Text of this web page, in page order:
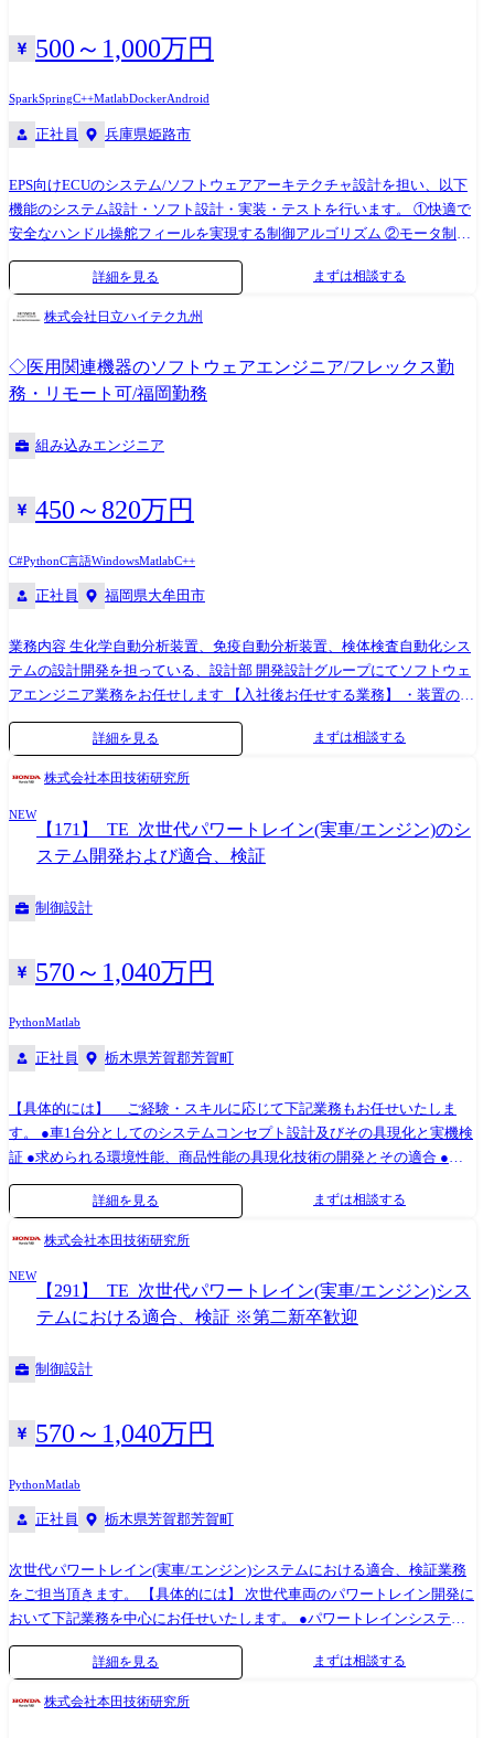
略 業務内容 弊社とプライム契約を結んでいる、大手メーカーやSIerに
て、ソフトウェア開発(AI、 IoT、アプリ、画像処理、クラウドシステ
じて案件を決定いたします。 ユニットと呼ばれるチーム単位で取組んで
れたプロジェクトもございます。 経験・スキルにより、PL、PMとして
活躍いただくことも想定しています。 変更の範囲:会社の定める業務
500～1,000万円
SparkSpringC++MatlabDockerAndroid
正社員 兵庫県姫路市
EPS向けECUのシステム/ソフトウェアアーキテクチャ設計を担い、以下
機能のシステム設計・ソフト設計・実装・テストを行います。 ①快適で
安全なハンドル操舵フィールを実現する制御アルゴリズム ②モータ制
御、フェールセーフ機能 ③マイコンやIC、電源、センサI/F等の回路を制
御するソフトウェア ④車両間通信や故障診断機能 ⑤AUTOSAR等のOS、
発(次世代品や性能改善)や顧客要求機能に対して、モータ/回路設計メン
バと共にシステム設計を行います。この時、要求スペックや回路構成、
部品のばらつきを考慮した仕様決めや、安全分析(FMEA/FTA)、機能安全
Automotive SPICEや機能安全(ISO26262)のプロセスに従い、要求仕様を
フトウェアに実装するために、どのモジュールにどのように変更を行う
かといったアーキテクチャ設計 ・実装・単体テスト:C言語、
機(試験車両・試験台)での性能評価 ・機能安全・プロセスドキュメンテ
先、および社内の関連部門との連携しながら進めていきます。 ※変更の
範囲:会社の定める業務※ ※業務の都合によっては会社外の職務に従事す
るため出向又は転属を命じることがある ●使用言語、環境、ツール、資
格等 プログラミング:C、MATLAB/Simulink(モデルベース設計) 開発環
境:Windows/Linux、dSPACE HILS、仮想ECU(SIL) 品質管理:静的解析ツー
詳細を見る まずは相談する
株式会社日立ハイテク九州
◇医用関連機器のソフトウェアエンジニア/フレックス勤
務・リモート可/福岡勤務
組み込みエンジニア
450～820万円
C#PythonC言語WindowsMatlabC++
正社員 福岡県大牟田市
業務内容 生化学自動分析装置、免疫自動分析装置、検体検査自動化シス
テムの設計開発を担っている、設計部 開発設計グループにてソフトウェ
アエンジニア業務をお任せします 【入社後お任せする業務】 ・装置の制
御ソフトウェア設計(機構制御/デジタル・アナログ信号処理) ・システム
制御ソフトウェア設計(情報制御/DB制御/GUI制御) ・サービス・ソフトウ
ェア設計(データ解析システム/機械学習) ・各種研究開発ソフトウェア設
液中の腫瘍マーカー、ホルモン、感染症などを検査する免疫自動分析装
置です。コンパクトなボディと高いパフォーマンスに加え、優れた操作
性を持ち、世界中の医療機関で活躍しています。 ●変更の範囲:会社の定
MATLAB、Python ・開発環境:eclipse、cygwin、Visual Studio等 ・OS:T-
計機能強化による新技術・製品の開発 ・コンプライアンスの徹底、安
全・安心な企業風土の醸成 ・人財育成と働き方の多様化対応 ・地域との
働き方 ・フレックスタイム制(コアタイム無) ・在宅勤務可 ・残業:月20
携わり、製品の品質向上と新技術の導入を推進していただきます。数年
の経験を積んだ後、プロジェクトリーダとしてチームを率い、管理・推
進する役割を担っていただきます。 その後、設計部全体の戦略策定や技
術革新の推進を担当するマネージャー職に昇進し、最終的には設計部門
全体の統括責任者として、組織の成長と技術力の向上をリードしていた
すよう、お願い申し上げます。 <提供先> ・株式会社日立ハイテク ・株
式会社日立ハイテクフィールディング
詳細を見る まずは相談する
株式会社本田技術研究所
NEW
【171】_TE_次世代パワートレイン(実車/エンジン)のシ
ステム開発および適合、検証
制御設計
570～1,040万円
PythonMatlab
正社員 栃木県芳賀郡芳賀町
【具体的には】 ご経験・スキルに応じて下記業務もお任せいたしま
す。 ●車1台分としてのシステムコンセプト設計及びその具現化と実機検
証 ●求められる環境性能、商品性能の具現化技術の開発とその適合 ●パ
ワートレインシステム・関連コンポーネントの単体ベンチおよび実車テ
スト・評価 ●OBD(車載故障診断)システムの新規コンセプト設計、実車適
が発生します。 ※将来的には、海外駐在の可能性もございます。 ※専門
性や適性、会社ニーズなどを踏まえ、会社が定める業務への配置転換を
命じる場合があります。 【開発ツール】 MATLAB/SIMULINK、SysML
LabVIEW、CAE、Python 等
詳細を見る まずは相談する
株式会社本田技術研究所
NEW
【291】_TE_次世代パワートレイン(実車/エンジン)シス
テムにおける適合、検証 ※第二新卒歓迎
制御設計
570～1,040万円
PythonMatlab
正社員 栃木県芳賀郡芳賀町
次世代パワートレイン(実車/エンジン)システムにおける適合、検証業務
をご担当頂きます。 【具体的には】 次世代車両のパワートレイン開発に
おいて下記業務を中心にお任せいたします。 ●パワートレインシステ
ム・関連コンポーネントの単体ベンチおよび実車テスト・評価 ご経験・
スキルに応じて下記業務もお任せしていく予定です。 ●車1台分としての
システムコンセプト設計及びその具現化と実機検証 ●求められる環境性
詳細を見る まずは相談する
株式会社本田技術研究所